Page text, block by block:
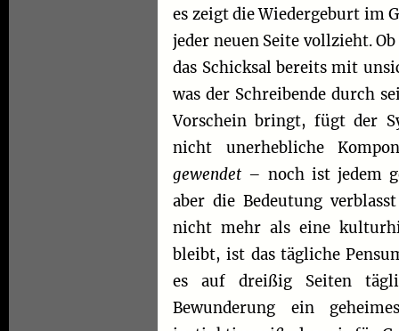
es zeigt die Wiedergeburt im
jeder neuen Seite vollzieht.
das Schicksal bereits mit
was der Schreibende durch
Vorschein bringt, fügt der
nicht unerhebliche
gewendet – noch ist jedem
aber die Bedeutung
nicht mehr als eine
bleibt, ist das tägliche
es auf dreißig Seiten
Bewunderung ein